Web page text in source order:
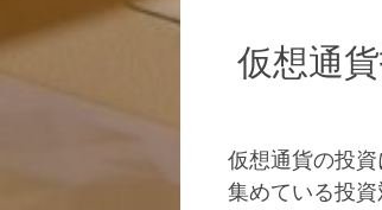
仮想通
仮想通貨の投
集めている投